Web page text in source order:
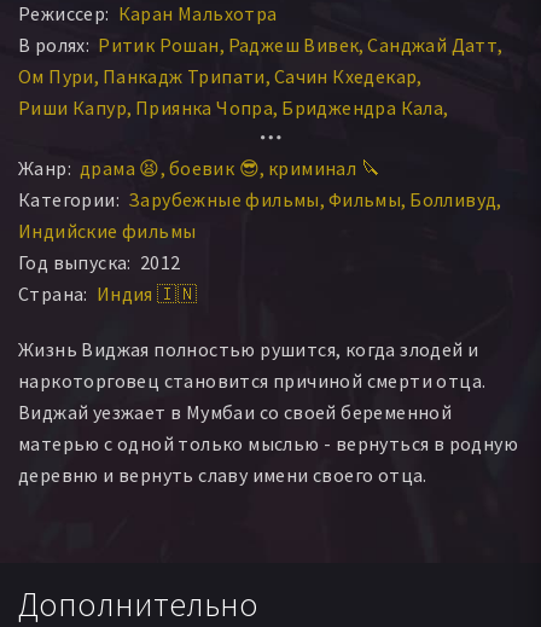
Режиссер: Каран Мальхотра
В ролях: Ритик Рошан Раджеш Вивек Санджай Датт
Ом Пури Панкадж Трипати Сачин Кхедекар
Риши Капур Приянка Чопра Бриджендра Кала
Мадхурджит Саргхи
Каника Тивари Аруш Бхивандивала Девен Бходжани
Зарина Вахаб Рави Джанкал Сухита Тхатте
Нирадж Суд Четан Пандит
Ayesha Kaduskar Адитья Сурве
Жанр: драма 😫 боевик 😎 криминал 🔪
Категории: Зарубежные фильмы Фильмы Болливуд
Индийские фильмы
Год выпуска: 2012
Страна: Индия 🇮🇳
Жизнь Виджая полностью рушится, когда злодей и
наркоторговец становится причиной смерти отца.
Виджай уезжает в Мумбаи со своей беременной
матерью с одной только мыслью - вернуться в родную
деревню и вернуть славу имени своего отца.
Дополнительно